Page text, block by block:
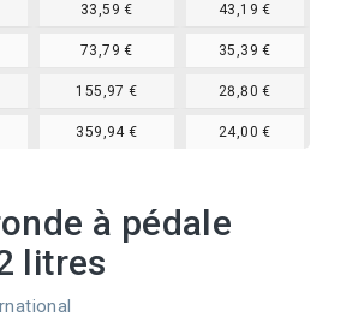
33,59 € 43,19 €
73,79 € 35,39 €
155,97 € 28,80 €
359,94 € 24,00 €
à pédale
litres